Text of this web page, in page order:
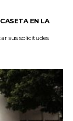
EN LA
sus solicitudes